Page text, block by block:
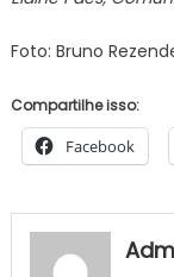
Foto: Bruno
Compartilhe isso:
Facebook